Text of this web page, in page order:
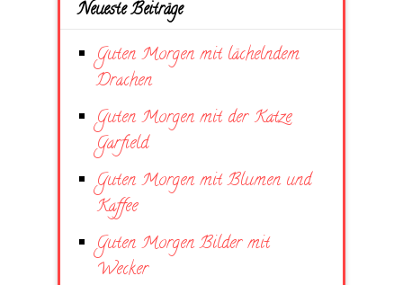
Neueste Beiträge
Guten Morgen mit lächelndem
Drachen
Guten Morgen mit der Katze
Garfield
Guten Morgen mit Blumen und
Kaffee
Guten Morgen Bilder mit
Wecker